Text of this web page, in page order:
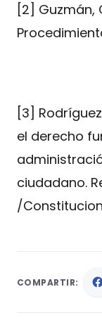
[2] Guzmán,
[3]
el derecho
ciudadano.
/
COMPARTIR: